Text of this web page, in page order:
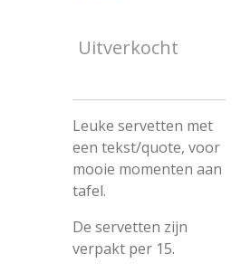
Uitverkocht
Leuke servetten met
een tekst/quote, voor
mooie momenten aan
tafel.
De servetten zijn
verpakt per 15.